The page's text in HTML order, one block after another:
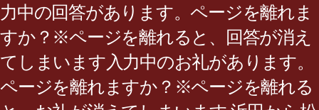
力中の回答があります。ページを離れま
すか？※ページを離れると、回答が消え
てしまいます入力中のお礼があります。
ページを離れますか？※ページを離れる